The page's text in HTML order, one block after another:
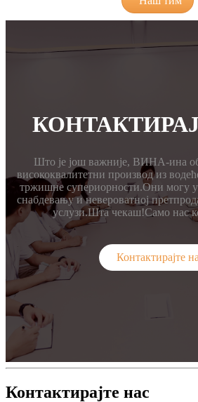
Што је још важније, ВИНА-ина
висококвалитетни производ из
тржишне супериорности.Они могу
снабдевању и невероватној
услузи.Шта чекаш!Само нас
Контактирајте
Контактирајте нас